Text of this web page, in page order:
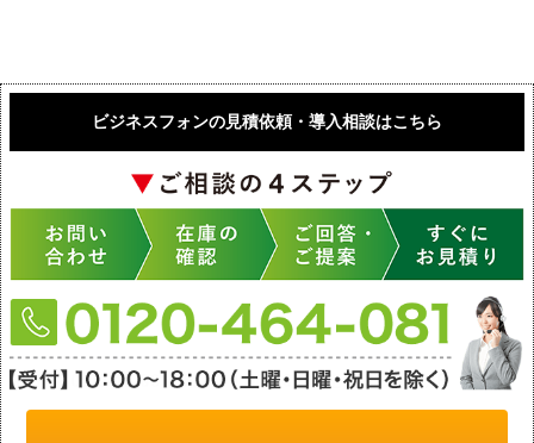
ビジネスフォンの見積依頼・導入相談はこちら